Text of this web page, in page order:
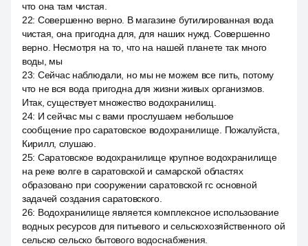
что она там чистая.
22: Совершенно верно. В магазине бутилированная вода
чистая, она пригодна для, для наших нужд. Совершенно
верно. Несмотря на то, что на нашей планете так много
воды, мы
23: Сейчас наблюдали, но мы не можем все пить, потому
что не вся вода пригодна для жизни живых организмов.
Итак, существует множество водохранилищ.
24: И сейчас мы с вами прослушаем небольшое
сообщение про саратовское водохранилище. Пожалуйста,
Кирилл, слушаю.
25: Саратовское водохранилище крупное водохранилище
на реке волге в саратовской и самарской областях
образовано при сооружении саратовской гс основной
задачей создания саратовского.
26: Водохранилище является комплексное использование
водных ресурсов для питьевого и сельскохозяйственного ой
сельско сельско бытового водоснабжения.